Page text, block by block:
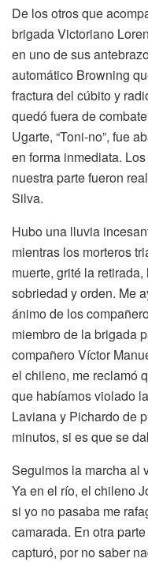
De los otros que
brigada Victoriano
en uno de sus
automático Browning
fractura del cúbito y
quedó fuera de
Ugarte, “Toni-no”, fue
en forma inmediata.
nuestra parte fueron
Silva.
Hubo una lluvia
mientras los morteros
muerte, grité la
sobriedad y orden. Me
ánimo de los
miembro de la brigada
compañero Víctor
el chileno, me reclamó
que habíamos violado
Laviana y Pichardo de
minutos, si es que se
Seguimos la marcha al
Ya en el río, el chileno
si yo no pasaba me
camarada. En otra
capturó, por no saber